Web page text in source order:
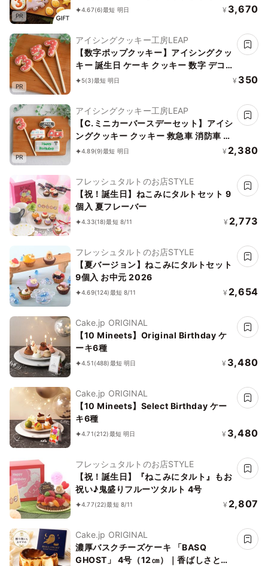
PR
クッキー 恐竜 肉 卵 ケーキデコレーショ
4.67(6)最短 明日 ¥ 3,670
PR
アイシングクッキー工房LEAP
【数字ポップクッキー】アイシングクッ
キー 誕生日 ケーキ クッキー 数字 デコ
レーションケーキ オリジナルケーキ か
5(3)最短 明日 ¥ 350
PR
アイシングクッキー工房LEAP
【C.ミニカーバースデーセット】アイシ
ングクッキー クッキー 救急車 消防車 パ
トカー 車 プチギフト ケーキデコレーシ
4.89(9)最短 明日 ¥ 2,380
フレッシュタルトのお店STYLE
【祝！誕生日】ねこみにタルトセット 9
個入 夏フレーバー
4.33(18)最短 8/11 ¥ 2,773
フレッシュタルトのお店STYLE
【夏バージョン】ねこみにタルトセット
9個入 お中元 2026
4.69(124)最短 8/11 ¥ 2,654
Cake.jp ORIGINAL
【10 Mineets】Original Birthday ケ
ーキ6種
4.51(488)最短 明日 ¥ 3,480
Cake.jp ORIGINAL
【10 Mineets】Select Birthday ケー
キ6種
4.71(212)最短 明日 ¥ 3,480
フレッシュタルトのお店STYLE
【祝！誕生日】『ねこみにタルト』もお
祝い♪鬼盛りフルーツタルト 4号
4.77(22)最短 8/11 ¥ 2,807
Cake.jp ORIGINAL
濃厚バスクチーズケーキ 「BASQ
GHOST」 4号（12㎝）｜香ばしさとと